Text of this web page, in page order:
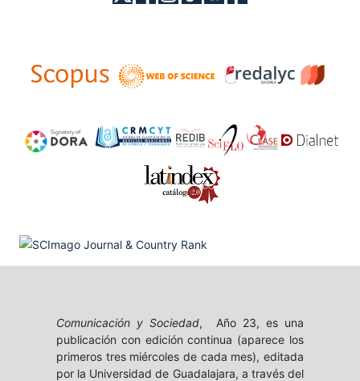
Comunicación y Sociedad, Año 23, es una
publicación con edición continua (aparece los
primeros tres miércoles de cada mes), editada
por la Universidad de Guadalajara, a través del